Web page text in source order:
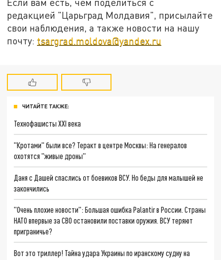
редакцией "Царьград Молдавия", присылайте
свои наблюдения, а также новости на нашу
почту: tsargrad.moldova@yandex.ru
ЧИТАЙТЕ ТАКЖЕ:
Технофашисты XXI века
"Кротами" были все? Теракт в центре Москвы: На генералов
охотятся "живые дроны"
Даня с Дашей спаслись от боевиков ВСУ. Но беды для малышей не
закончились
"Очень плохие новости": Большая ошибка Palantir в России. Страны
НАТО впервые за СВО остановили поставки оружия. ВСУ теряют
приграничье?
Вот это триллер! Тайна удара Украины по иранскому судну на